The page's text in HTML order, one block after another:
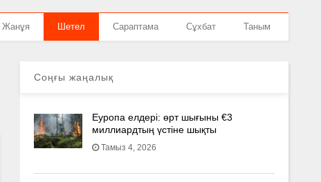
Жанұя Шетел Сараптама Сұхбат Таным
Соңғы жаңалық
Еуропа елдері: өрт шығыны €3
миллиардтың үстіне шықты
Тамыз 4, 2026